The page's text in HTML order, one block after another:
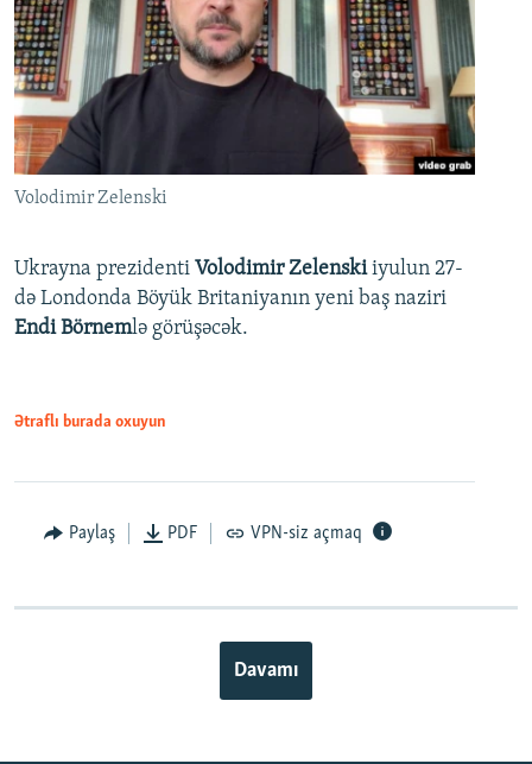
Volodimir Zelenski
Ukrayna prezidenti Volodimir Zelenskiiyulun 27-
də Londonda Böyük Britaniyanın yeni baş naziri
Endi Börnemlə görüşəcək.
Ətraflı burada oxuyun
Paylaş PDF VPN-siz açmaq
Davamı